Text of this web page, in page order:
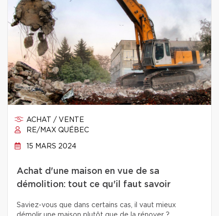
ACHAT / VENTE
RE/MAX QUÉBEC
15 MARS 2024
Achat d'une maison en vue de sa
démolition: tout ce qu'il faut savoir
Saviez-vous que dans certains cas, il vaut mieux